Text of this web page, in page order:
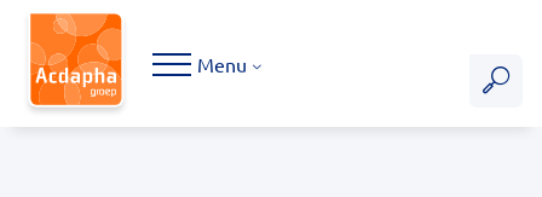
Hoofdmenu
Menu